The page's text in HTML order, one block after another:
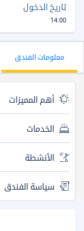
تاريخ الدخول
14:00
معلومات الفندق
أهم المميزات
الخدمات
الأنشطة
سياسة الفندق